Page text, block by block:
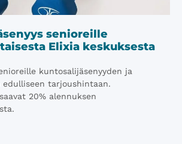
senioreille
Elixia keskuksesta
kuntosalijäsenyyden ja
tarjoushintaan.
20% alennuksen